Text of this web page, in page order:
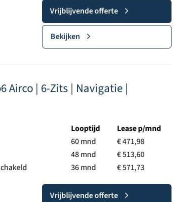
Vrijblijvende offerte
Bekijken
Airco | 6-Zits | Navigatie |
Looptijd
60 mnd
48 mnd
36 mnd
Lease p/mnd
€ 471,98
€ 513,60
€ 571,73
Vrijblijvende offerte